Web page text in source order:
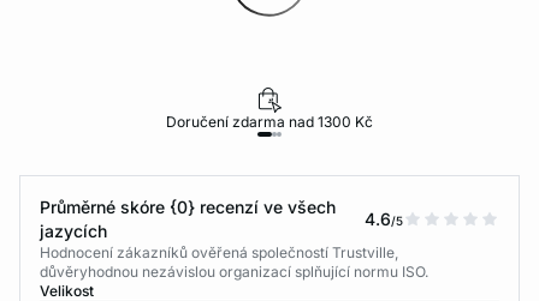
Doručení zdarma nad 1300 Kč
Průměrné skóre {0} recenzí ve všech
jazycích
4.6/5
Hodnocení zákazníků ověřená společností Trustville,
důvěryhodnou nezávislou organizací splňující normu ISO.
Velikost